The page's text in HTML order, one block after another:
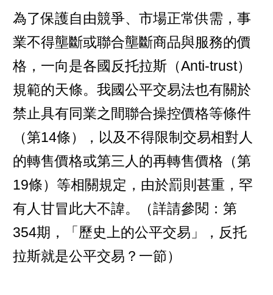
為了保護自由競爭、市場正常供需，事
業不得壟斷或聯合壟斷商品與服務的價
格，一向是各國反托拉斯（Anti-trust）
規範的天條。我國公平交易法也有關於
禁止具有同業之間聯合操控價格等條件
（第14條），以及不得限制交易相對人
的轉售價格或第三人的再轉售價格（第
19條）等相關規定，由於罰則甚重，罕
有人甘冒此大不諱。（詳請參閱：第
354期，「歷史上的公平交易」，反托
拉斯就是公平交易？一節）